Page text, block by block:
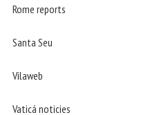
Rome reports
Santa Seu
Vilaweb
Vaticá noticies